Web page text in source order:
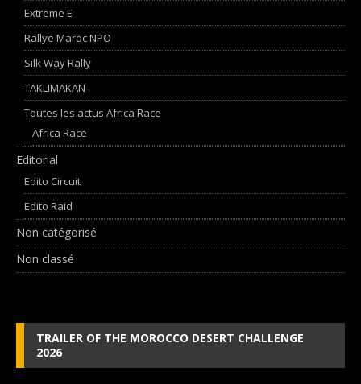
Extreme E
Rallye Maroc NPO
Silk Way Rally
TAKLIMAKAN
Toutes les actus Africa Race
Africa Race
Editorial
Edito Circuit
Edito Raid
Non catégorisé
Non classé
TRAILER OF THE MOROCCO DESERT CHALLENGE
2026